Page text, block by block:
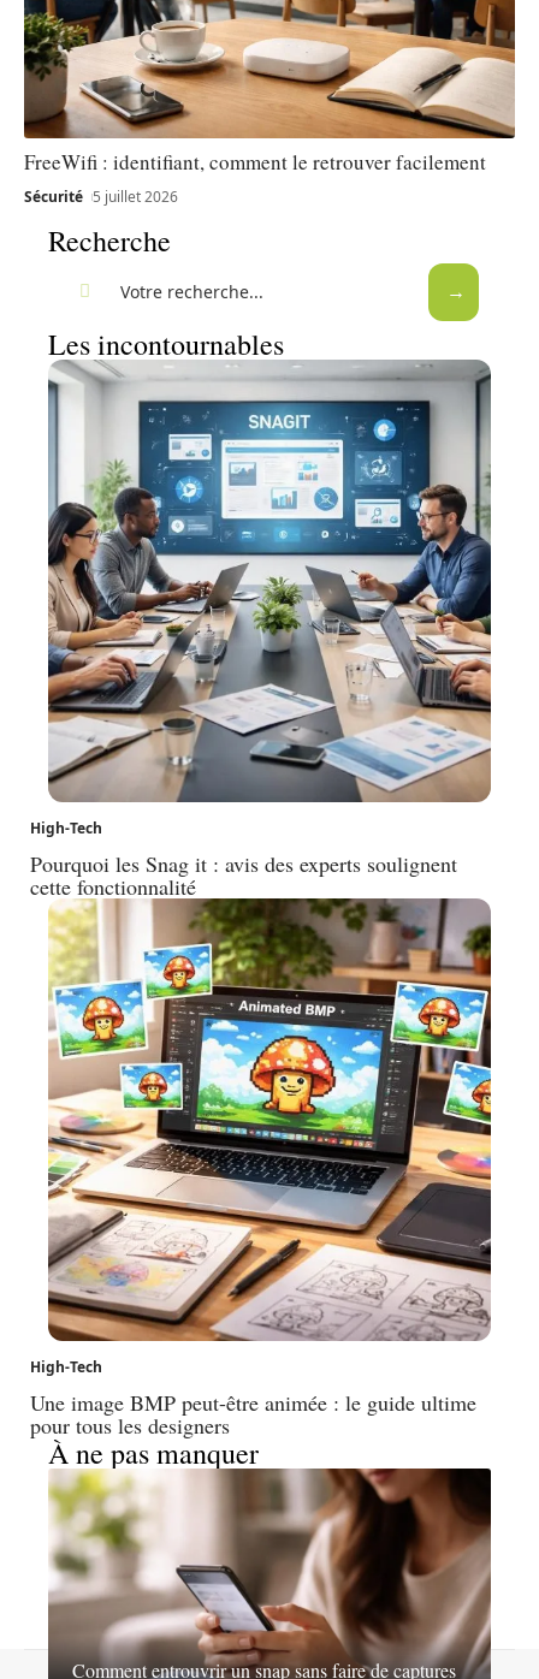
FreeWifi : identifiant, comment le retrouver facilement
Sécurité 5 juillet 2026
Recherche
Les incontournables
High-Tech
Pourquoi les Snag it : avis des experts soulignent
cette fonctionnalité
High-Tech
Une image BMP peut-être animée : le guide ultime
pour tous les designers
À ne pas manquer
Comment entrouvrir un snap sans faire de captures